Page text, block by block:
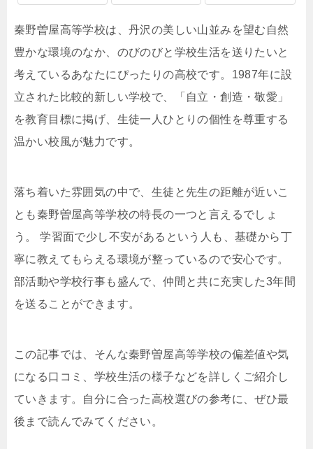
秦野曽屋高等学校は、丹沢の美しい山並みを望む自然
豊かな環境のなか、のびのびと学校生活を送りたいと
考えているあなたにぴったりの高校です。1987年に設
立された比較的新しい学校で、「自立・創造・敬愛」
を教育目標に掲げ、生徒一人ひとりの個性を尊重する
温かい校風が魅力です。
落ち着いた雰囲気の中で、生徒と先生の距離が近いこ
とも秦野曽屋高等学校の特長の一つと言えるでしょ
う。 学習面で少し不安があるという人も、基礎から丁
寧に教えてもらえる環境が整っているので安心です。
部活動や学校行事も盛んで、仲間と共に充実した3年間
を送ることができます。
この記事では、そんな秦野曽屋高等学校の偏差値や気
になる口コミ、学校生活の様子などを詳しくご紹介し
ていきます。自分に合った高校選びの参考に、ぜひ最
後まで読んでみてください。